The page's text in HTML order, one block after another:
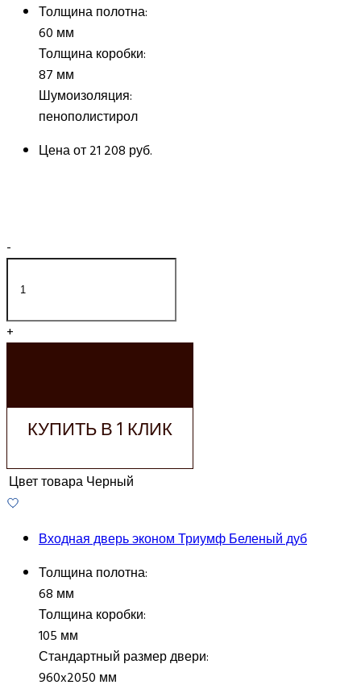
Толщина полотна:
60 мм
Толщина коробки:
87 мм
Шумоизоляция:
пенополистирол
Цена от21 208 руб.
-
+
КУПИТЬ В 1 КЛИК
Цвет товараЧерный
Входная дверь эконом Триумф Беленый дуб
Толщина полотна:
68 мм
Толщина коробки:
105 мм
Стандартный размер двери:
960x2050 мм